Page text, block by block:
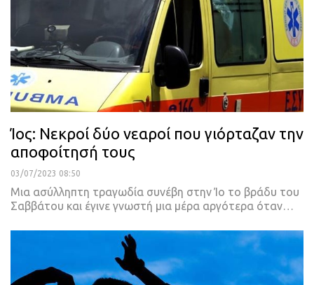
Ίος: Νεκροί δύο νεαροί που γιόρταζαν την
αποφοίτησή τους
03/07/2023 08:50
Μια ασύλληπτη τραγωδία συνέβη στην Ίο το βράδυ του
Σαββάτου και έγινε γνωστή μια μέρα αργότερα όταν